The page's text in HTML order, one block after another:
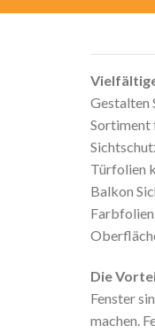
Gestalten
Sortiment
Türfolien
Balkon
Die
Fenster
machen.